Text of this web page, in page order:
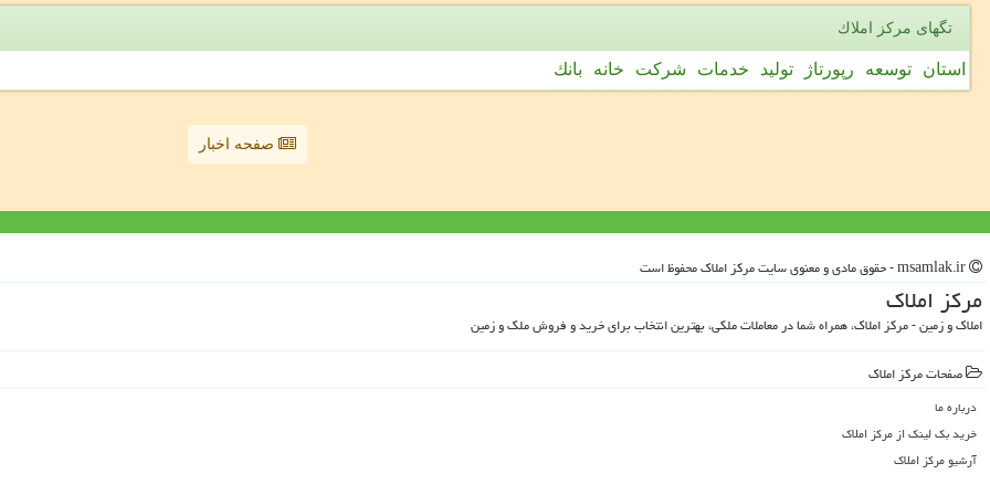
تگهای مركز املاك
استان توسعه رپورتاژ تولید خدمات شركت خانه بانك
صفحه اخبار
مركز املاك
املاک و زمین - مرکز املاک، همراه شما در معاملات ملکی، بهترین انتخاب برای خرید و فروش ملک و زمین
صفحات مركز املاك
درباره ما
خرید بک لینک از مركز املاك
آرشیو مركز املاك